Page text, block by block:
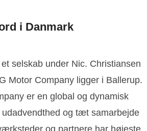
i Danmark
selskab under Nic. Christiansen
Motor Company ligger i Ballerup.
er en global og dynamisk
og tæt samarbejde
og partnere har højeste